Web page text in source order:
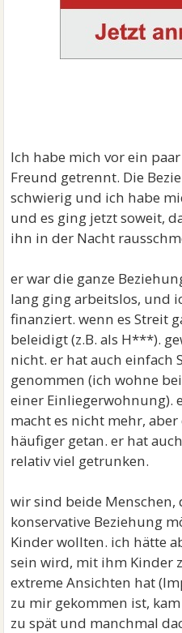
Ich habe mich vor ein
Freund getrennt. Die
schwierig und ich habe
und es ging jetzt soweit,
ihn in der Nacht
er war die ganze
lang ging arbeitslos, und
finanziert. wenn es Streit
beleidigt (z.B. als H***).
nicht. er hat auch einfach
genommen (ich wohne
einer Einliegerwohnung).
macht es nicht mehr,
häufiger getan. er hat
relativ viel getrunken.
wir sind beide
konservative Beziehung
Kinder wollten. ich hätte
sein wird, mit ihm Kinder
extreme Ansichten hat
zu mir gekommen ist,
zu spät und manchmal